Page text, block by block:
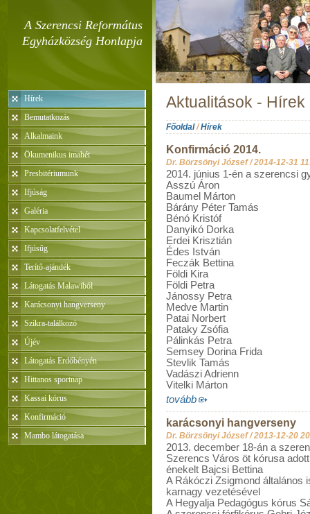
A Szerencsi Református
Egyházközség Honlapja
Hírek
Bemutatkozás
Alkalmaink
Ökumenikus imahét
Presbitériumunk
Ifjúság
Galéria
Kapcsolatfelvétel
Ifjúsűg
Terítő-ajándék
Látogatás Malawiból
Karácsonyi hangverseny
Szikra-találkozó
Újév
Látogatás Erdőbényén
Hittanos sportnap
Kassai kórus
Konfirmáció
Mambo látogatása
Aktualitások - Hírek
Főoldal/Hírek
Konfirmáció 2014.
Dr. Börzsönyi József /2014-12-31
2014. június 1-én a szerencsi
Asszú Áron
Baumel Márton
Bárány Péter Tamás
Bénó Kristóf
Danyikó Dorka
Erdei Krisztián
Édes István
Feczák Bettina
Földi Kira
Földi Petra
Jánossy Petra
Medve Martin
Patai Norbert
Pataky Zsófia
Pálinkás Petra
Semsey Dorina Frida
Stevlik Tamás
Vadászi Adrienn
Vitelki Márton
tovább
karácsonyi hangverseny
Dr. Börzsönyi József /2013-12-20
2013. december 18-án a
Szerencs Város öt kórusa
énekelt Bajcsi Bettina
A Rákóczi Zsigmond általános
karnagy vezetésével
A Hegyalja Pedagógus kórus